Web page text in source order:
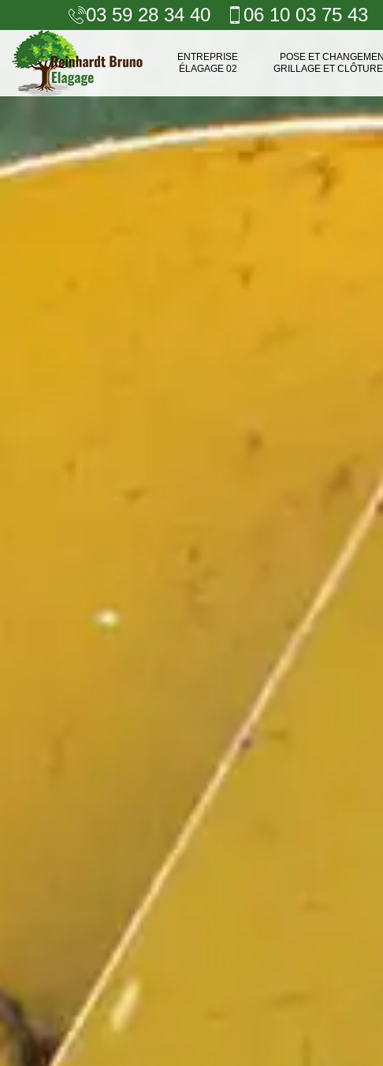
03 59 28 34 40 06 10 03 75 43
ENTREPRISE
ÉLAGAGE 02
POSE ET
GRILLAGE ET